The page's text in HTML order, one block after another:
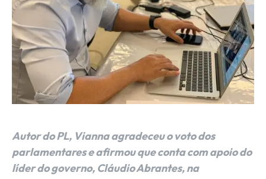
Autor do PL, Vianna agradeceu o voto dos
parlamentares e afirmou que conta com apoio do
líder do governo, Cláudio Abrantes, na